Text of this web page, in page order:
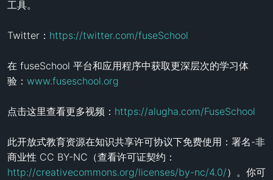
工具。
Twitter： https://twitter.com/fuseSchool
在 fuseSchool 平台和应用程序中获取更深层次的学习体
验： www.fuseschool.org
点击这里查看更多视频： https://alugha.com/FuseSchool
此开放式教育资源在知识共享许可协议下免费使用：署名-非
商业性 CC BY-NC（查看许可证契约：
http://creativecommons.org/licenses/by-nc/4.0/）。你可